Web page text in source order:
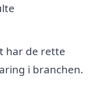
har de rette
i branchen.